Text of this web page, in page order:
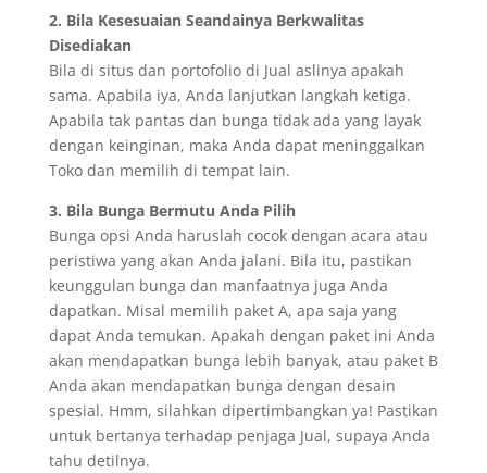
2. Bila Kesesuaian Seandainya Berkwalitas
Disediakan
Bila di situs dan portofolio di Jual aslinya apakah
sama. Apabila iya, Anda lanjutkan langkah ketiga.
Apabila tak pantas dan bunga tidak ada yang layak
dengan keinginan, maka Anda dapat meninggalkan
Toko dan memilih di tempat lain.
3. Bila Bunga Bermutu Anda Pilih
Bunga opsi Anda haruslah cocok dengan acara atau
peristiwa yang akan Anda jalani. Bila itu, pastikan
keunggulan bunga dan manfaatnya juga Anda
dapatkan. Misal memilih paket A, apa saja yang
dapat Anda temukan. Apakah dengan paket ini Anda
akan mendapatkan bunga lebih banyak, atau paket B
Anda akan mendapatkan bunga dengan desain
spesial. Hmm, silahkan dipertimbangkan ya! Pastikan
untuk bertanya terhadap penjaga Jual, supaya Anda
tahu detilnya.